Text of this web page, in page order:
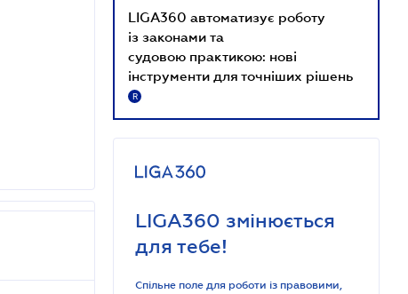
LIGA360 автоматизує роботу
із законами та
судовою практикою: нові
інструменти для точніших рішень
R
LIGA360 змінюється
для тебе!
Спільне поле для роботи із правовими,